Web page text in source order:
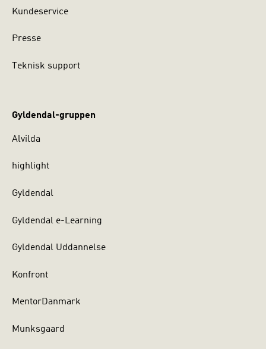
Kundeservice
Presse
Teknisk support
Gyldendal-gruppen
Alvilda
highlight
Gyldendal
Gyldendal e-Learning
Gyldendal Uddannelse
Konfront
MentorDanmark
Munksgaard